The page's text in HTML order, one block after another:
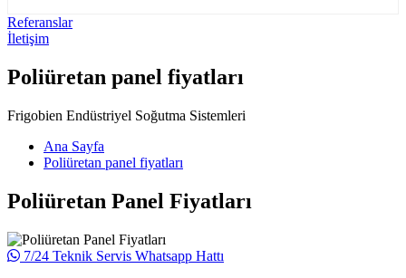
Referanslar
İletişim
Poliüretan panel fiyatları
Frigobien Endüstriyel Soğutma Sistemleri
Ana Sayfa
Poliüretan panel fiyatları
Poliüretan Panel Fiyatları
7/24 Teknik Servis Whatsapp Hattı